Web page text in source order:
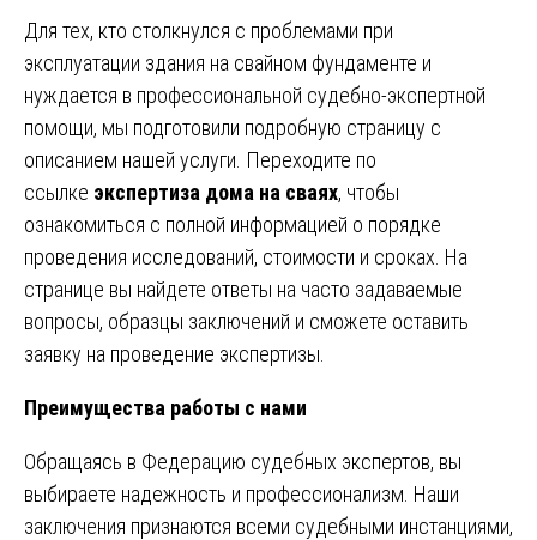
Для тех, кто столкнулся с проблемами при
эксплуатации здания на свайном фундаменте и
нуждается в профессиональной судебно-экспертной
помощи, мы подготовили подробную страницу с
описанием нашей услуги. Переходите по
ссылке экспертиза дома на сваях, чтобы
ознакомиться с полной информацией о порядке
проведения исследований, стоимости и сроках. На
странице вы найдете ответы на часто задаваемые
вопросы, образцы заключений и сможете оставить
заявку на проведение экспертизы.
Преимущества работы с нами
Обращаясь в Федерацию судебных экспертов, вы
выбираете надежность и профессионализм. Наши
заключения признаются всеми судебными инстанциями,